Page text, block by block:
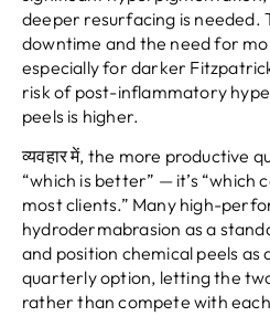
deeper resurfacing is needed.
downtime and the need for
especially for darker
risk of post-inflammatory
peels is higher.
व्यवहार में, the more productive
“which is better” — it’s “which
most clients.” Many high-
hydrodermabrasion as a
and position chemical peels as
quarterly option, letting the
rather than compete with